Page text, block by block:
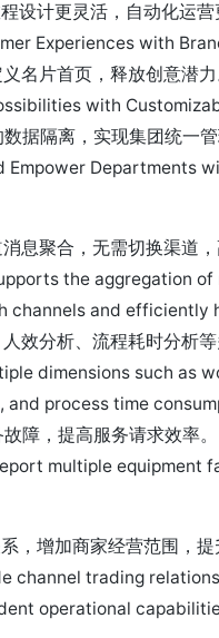
设计更灵活，自动化运营
Experiences with
名片首页，释放创意潜力
with
据隔离，实现集团统一
Departments
息聚合，无需切换渠道，
the aggregation
channels and efficiently
效分析、流程耗时分析等
dimensions such as
process time
障，提高服务请求效率。
multiple equipment
，增加商家经营范围，提
channel trading
operational